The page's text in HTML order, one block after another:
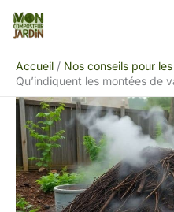
Aller
Accueil
Nos conseils pour
Qu’indiquent les montées de
Rechercher